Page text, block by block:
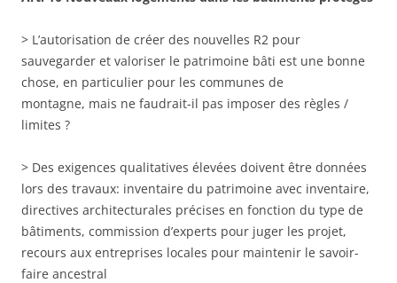
> L’autorisation de créer des nouvelles R2 pour
sauvegarder et valoriser le patrimoine bâti est une bonne
chose, en particulier pour les communes de
montagne, mais ne faudrait-il pas imposer des règles /
limites ?
> Des exigences qualitatives élevées doivent être données
lors des travaux: inventaire du patrimoine avec inventaire,
directives architecturales précises en fonction du type de
bâtiments, commission d’experts pour juger les projet,
recours aux entreprises locales pour maintenir le savoir-
faire ancestral